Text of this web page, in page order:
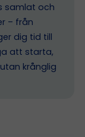
samlat och
– från
dig tid till
att starta,
krånglig